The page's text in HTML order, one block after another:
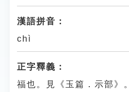
漢語拼音：
chì
正字釋義：
福也。見《玉篇．示部》。